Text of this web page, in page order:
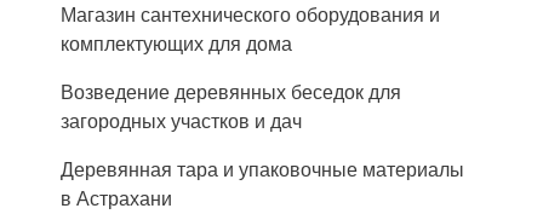
Магазин сантехнического оборудования и
комплектующих для дома
Возведение деревянных беседок для
загородных участков и дач
Деревянная тара и упаковочные материалы
в Астрахани